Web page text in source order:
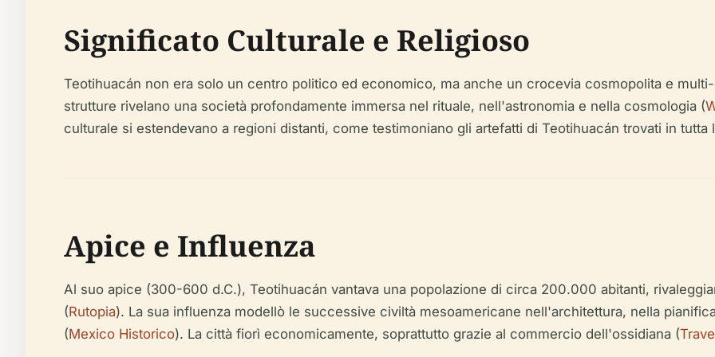
Significato Culturale e Religioso
Teotihuacán non era solo un centro politico ed economico, ma anche un crocevia cosmopolita e
strutture rivelano una società profondamente immersa nel rituale, nell'astronomia e nella cosmologia (
culturale si estendevano a regioni distanti, come testimoniano gli artefatti di Teotihuacán trovati in tutta
Apice e Influenza
Al suo apice (300-600 d.C.), Teotihuacán vantava una popolazione di circa 200.000 abitanti,
(Rutopia). La sua influenza modellò le successive civiltà mesoamericane nell'architettura, nella
(Mexico Historico). La città fiorì economicamente, soprattutto grazie al commercio dell'ossidiana (